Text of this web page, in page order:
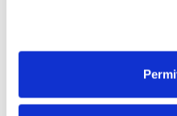
PRODUSE
Ștefan Hrușcă - Urare
Vinil)
29,99 Lei